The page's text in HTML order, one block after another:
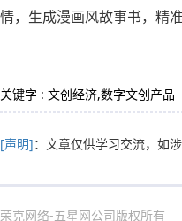
情，生成漫画风故事书，精
关键字 : 文创经济,数字文创产品
[声明]：文章仅供学习交流，如
荣克网络-五星网公司版权所有